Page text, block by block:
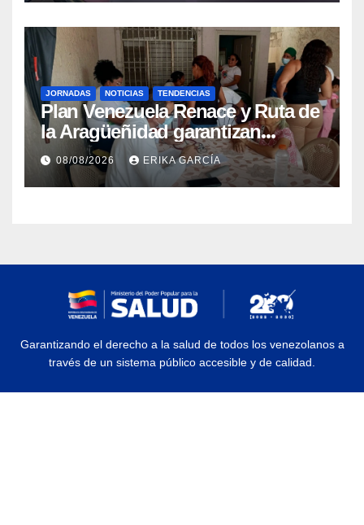
JORNADAS NOTICIAS TENDENCIAS
Plan Venezuela Renace y Ruta de
la Aragüeñidad garantizan
atención médica integral en
Aragua
08/08/2026 ERIKA GARCÍA
Garantizando el derecho a la salud de todos los venezolanos a
través de un sistema público accesible y de calidad.